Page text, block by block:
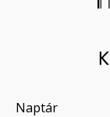
Naptár